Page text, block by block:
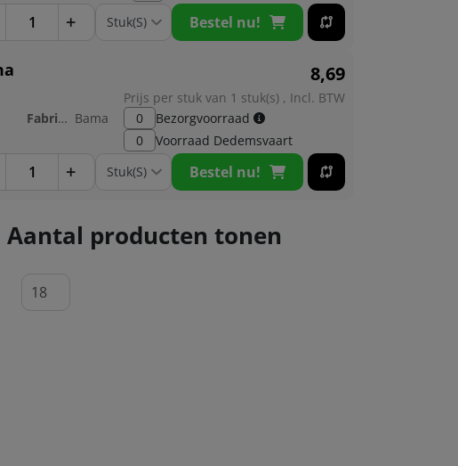
+ Bestel nu!
8,69
Prijs per stuk van 1 stuk(s) , Incl. BTW
Fabrikant: Bama
0
Bezorgvoorraad
0
Voorraad Dedemsvaart
+ Bestel nu!
Aantal producten tonen